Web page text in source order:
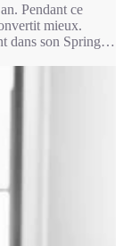
Pendant ce
mieux.
dans son Spring
grandes
: la plupart des
c’est le